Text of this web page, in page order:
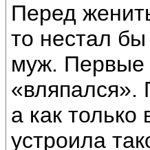
Перед
то нестал
муж. Первые
«вляпался».
а как
устроила